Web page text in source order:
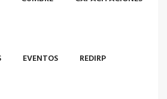
EVENTOS REDIRP